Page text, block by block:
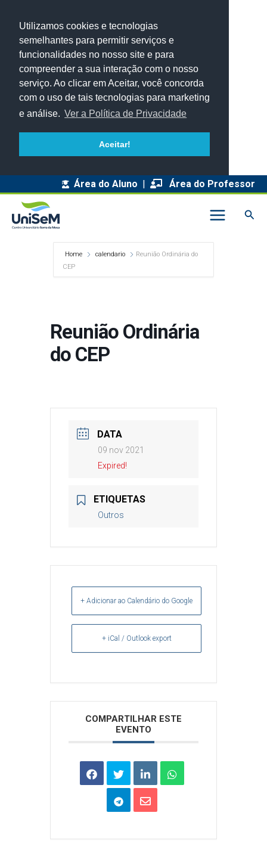
Utilizamos cookies e tecnologias
semelhantes para permitir serviços e
funcionalidades no nosso site e para
compreender a sua interação com o nosso
serviço. Ao clicar em Aceitar, você concorda
com o uso de tais tecnologias para marketing
e análise. Ver a Política de Privacidade
Aceitar!
Área do Aluno | Área do Professor
Home calendario
Reunião Ordinária do
CEP
Reunião Ordinária
do CEP
DATA
09 nov 2021
Expired!
ETIQUETAS
Outros
+ Adicionar ao Calendário do Google
+ iCal / Outlook export
COMPARTILHAR ESTE
EVENTO